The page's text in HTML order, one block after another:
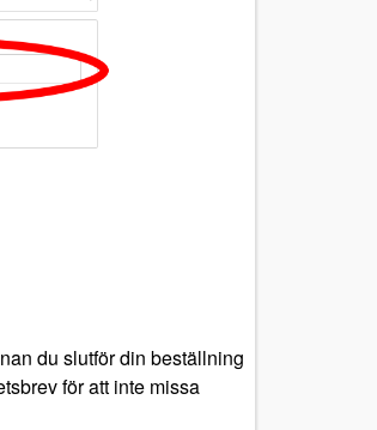
du slutför din beställning
för att inte missa